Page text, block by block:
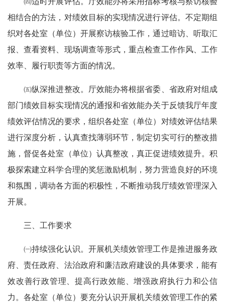
相结合的方法，对绩效目标的实现情况进行评估。不定期组
织对各处室（单位）开展察访核验工作，通过暗访、听取汇
报、查看资料、现场调查等形式，重点检查工作作风、工作
效率、履行职责等方面的情况。
㈤纵深推进整改。厅效能办将根据省委、省政府对组成
部门绩效目标实现情况的通报和省效能办关于反馈我厅年度
绩效评估情况的要求，组织各处室（单位）对绩效评估结果
进行深度分析，认真查找薄弱环节，制定切实可行的整改措
施，督促各处室（单位）认真整改，真正促进绩效提升。积
极探索建立科学合理的奖惩激励机制，努力营造良好的环境
和氛围，调动各方面的积极性，不断推动我厅绩效管理深入
开展。
三、工作要求
㈠持续强化认识。开展机关绩效管理工作是推进服务政
府、责任政府、法治政府和廉洁政府建设的具体要求，能有
效改善行政管理、提高行政效能、增强政府执行力和公信
力。各处室（单位）要充分认识开展机关绩效管理工作的紧